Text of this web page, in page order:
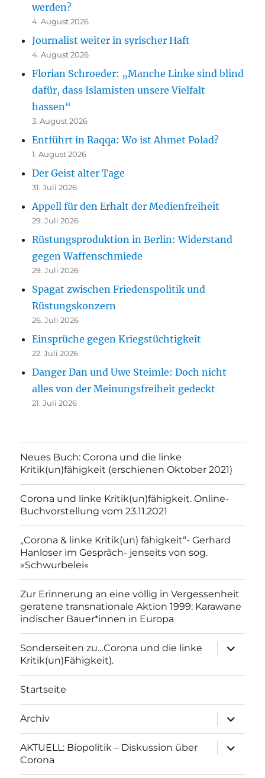
werden?
4. August 2026
Journalist weiter in syrischer Haft
4. August 2026
Florian Schroeder: „Manche Linke sind blind
dafür, dass Islamisten unsere Vielfalt
hassen“
3. August 2026
Entführt in Raqqa: Wo ist Ahmet Polad?
1. August 2026
Der Geist alter Tage
31. Juli 2026
Appell für den Erhalt der Medienfreiheit
29. Juli 2026
Rüstungsproduktion in Berlin: Widerstand
gegen Waffenschmiede
29. Juli 2026
Spagat zwischen Friedenspolitik und
Rüstungskonzern
26. Juli 2026
Einsprüche gegen Kriegstüchtigkeit
22. Juli 2026
Danger Dan und Uwe Steimle: Doch nicht
alles von der Meinungsfreiheit gedeckt
21. Juli 2026
Neues Buch: Corona und die linke
Kritik(un)fähigkeit (erschienen Oktober 2021)
Corona und linke Kritik(un)fähigkeit. Online-
Buchvorstellung vom 23.11.2021
„Corona & linke Kritik(un) fähigkeit“- Gerhard
Hanloser im Gespräch- jenseits von sog.
»Schwurbelei«
Zur Erinnerung an eine völlig in Vergessenheit
geratene transnationale Aktion 1999: Karawane
indischer Bauer*innen in Europa
Sonderseiten zu…Corona und die linke
Kritik(un)Fähigkeit).
anzeigen
Startseite
Archiv
anzeigen
AKTUELL: Biopolitik – Diskussion über
Corona
anzeigen